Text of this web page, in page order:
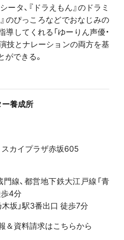
ータ、『ドラえもん』のドラミ
のぴっころなどでおなじみの
してくれる「ゆーりん声優・
技とナレーションの両方を基
できる。
ー養成所
カイプラザ赤坂605
線、都営地下鉄大江戸線「青
4分
坂」駅3番出口 徒歩7分
資料請求はこちらから